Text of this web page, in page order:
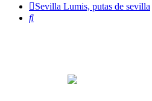
Sevilla Lumis, putas de sevilla
Buscar